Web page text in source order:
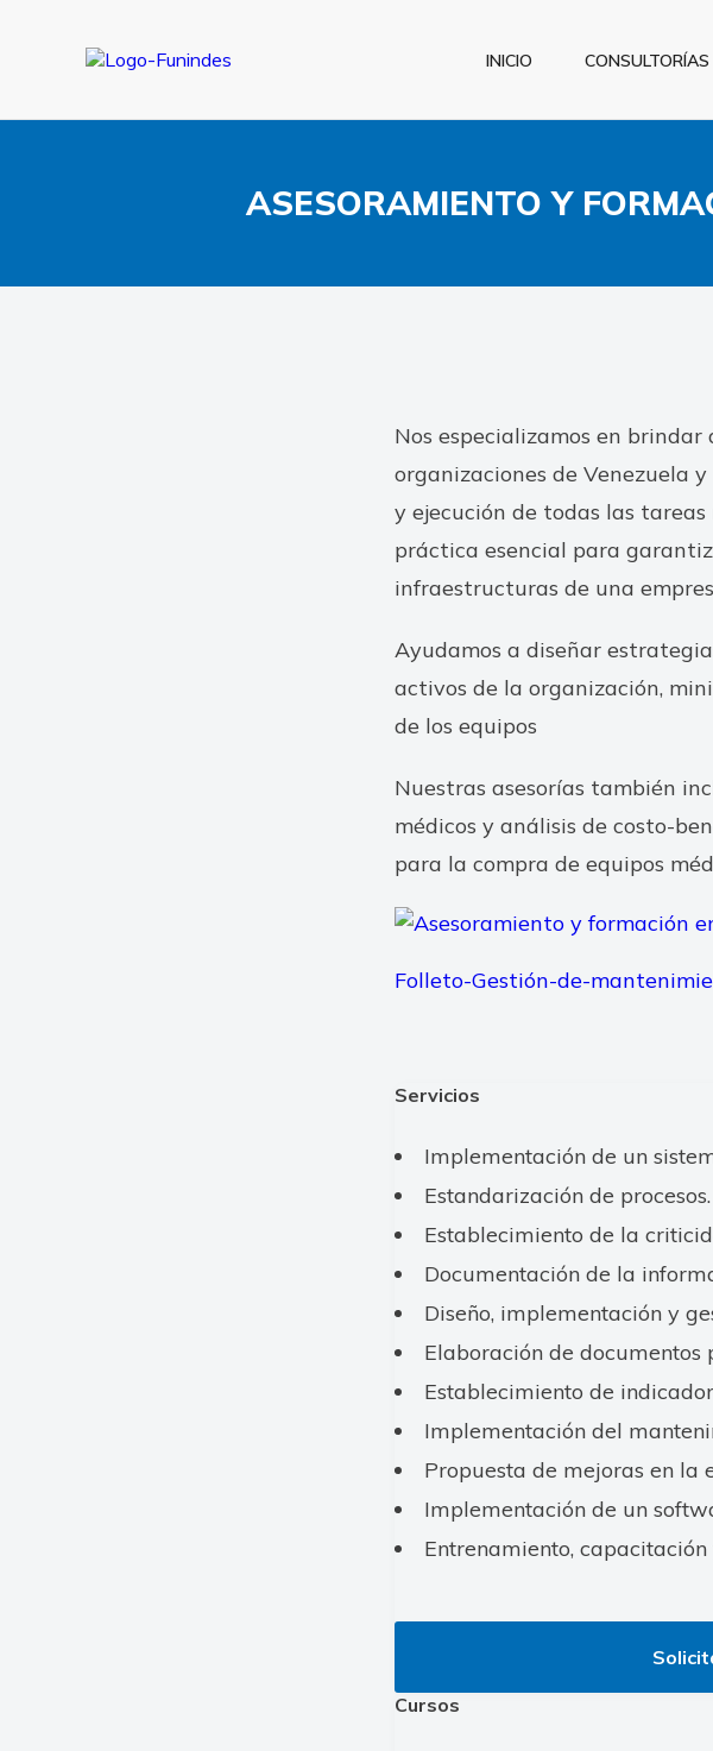
INICIO CONSULTORÍAS
ASESORAMIENTO Y
Nos especializamos en
organizaciones de Venezuela
y ejecución de todas las
práctica esencial para
infraestructuras de una
Ayudamos a diseñar
activos de la organización,
de los equipos
Nuestras asesorías también
médicos y análisis de costo-
para la compra de equipos
Folleto-Gestión-de-
Servicios
Implementación de un
Estandarización de procesos.
Establecimiento de la
Documentación de la
Diseño, implementación y
Elaboración de
Establecimiento de
Implementación del
Propuesta de mejoras en la
Implementación de un
Entrenamiento,
Cursos